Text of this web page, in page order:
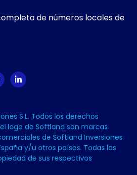
de números locales de
S.L. Todos los derechos
logo de Softland son marcas
de Softland Inversiones
y/u otros países. Todas las
de sus respectivos